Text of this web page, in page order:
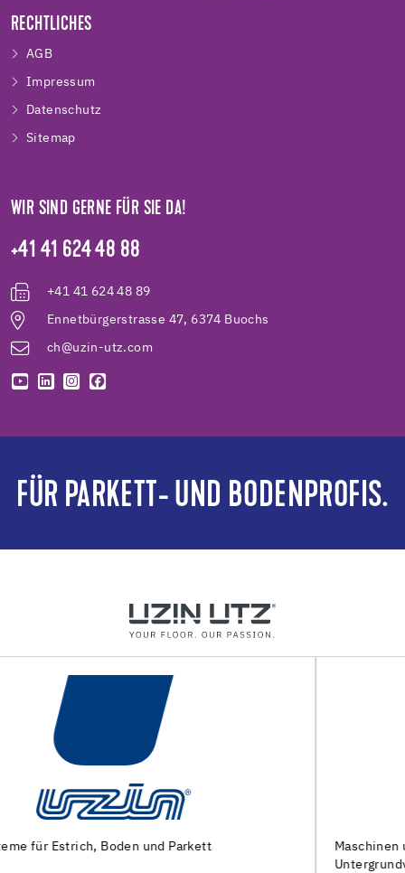
RECHTLICHES
AGB
Impressum
Datenschutz
Sitemap
WIR SIND GERNE FÜR SIE DA!
+41 41 624 48 88
+41 41 624 48 89
Ennetbürgerstrasse 47, 6374 Buochs
ch@uzin-utz.com
FÜR PARKETT- UND BODENPROFIS.
Maschinen und Spezialwerkzeuge zur
Untergrundvorbereitung und Verlegung von Bodenbelägen